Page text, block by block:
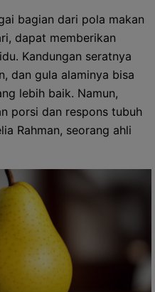
bagian dari pola makan
dapat memberikan
Kandungan seratnya
dan gula alaminya bisa
lebih baik. Namun,
porsi dan respons tubuh
Rahman, seorang ahli